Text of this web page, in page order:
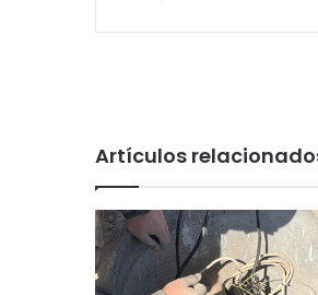
Artículos